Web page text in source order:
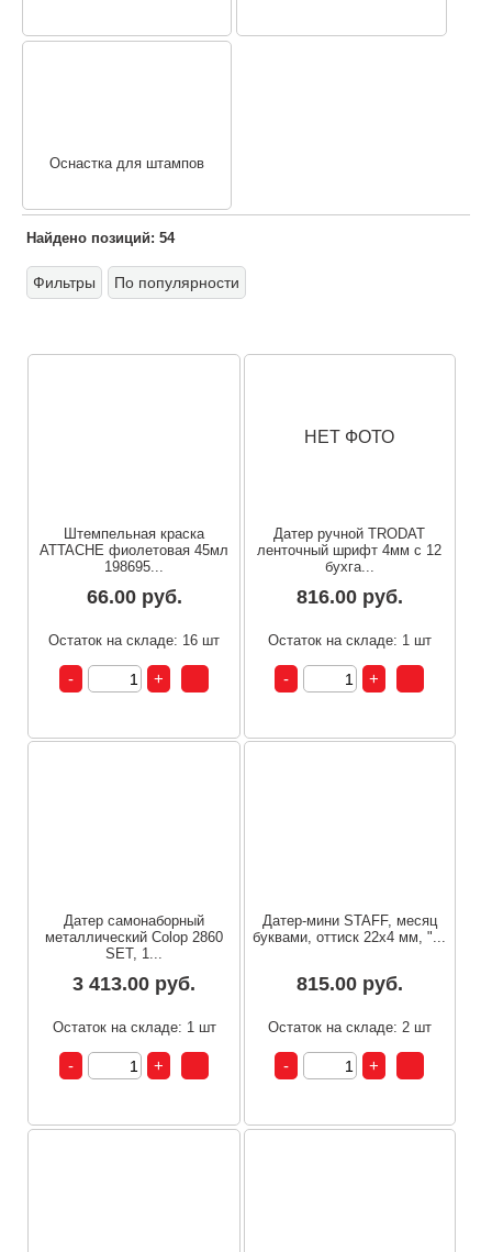
Оснастка для штампов
Найдено позиций: 54
Фильтры По популярности
Штемпельная краска
ATTACHE фиолетовая 45мл
198695...
66.00 руб.
Остаток на складе: 16 шт
НЕТ ФОТО
Датер ручной TRODAT
ленточный шрифт 4мм с 12
бухга...
816.00 руб.
Остаток на складе: 1 шт
Датер самонаборный
металлический Colop 2860
SET, 1...
3 413.00 руб.
Остаток на складе: 1 шт
Датер-мини STAFF, месяц
буквами, оттиск 22х4 мм, "...
815.00 руб.
Остаток на складе: 2 шт